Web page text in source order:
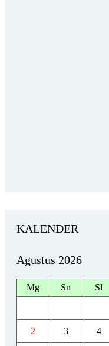
KALENDER
Agustus 2026
Mg Sn Sl
2 3 4